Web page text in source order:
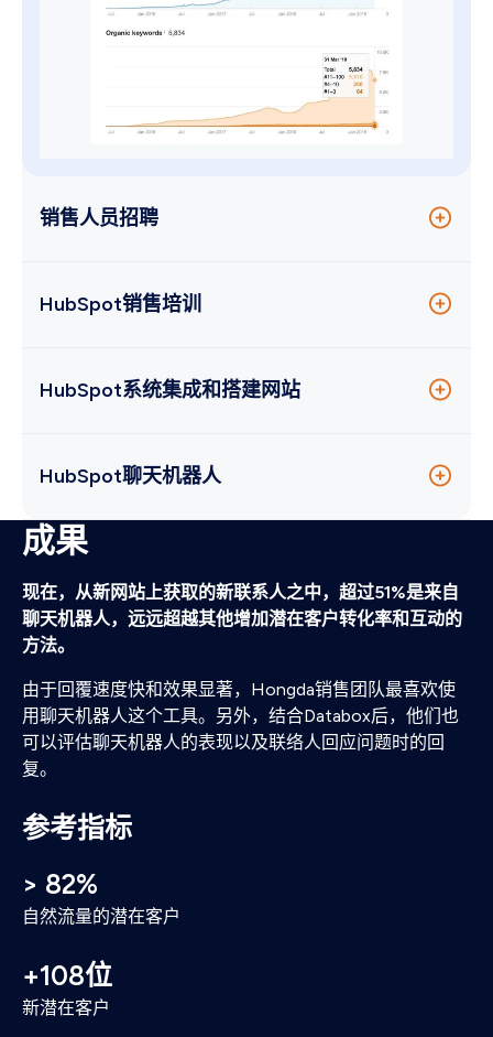
销售人员招聘
行面试，成功聘请了两名全职销售人员，处理
扩展业务。
HubSpot销售培训
队进行了严格的销售培训，并经常以微信
最终，Hongda的中国销售团队成功掌握
HubSpot系统集成和搭建网站
网站迁移至HubSpot、确保域名连接正确和建立了
的影响减至最低。
加载时间，以及不同装置中的图像缩放。有赖灵活和
易于使用的LottieFiles，我们成功在所有页面上实现
了“惰性载入（Lazy Loading）”，改善了图像尺寸以符
合各种屏幕。
HubSpot聊天机器人
成果
现在，从新网站上获取的新联系人之中，超过51%是来自
聊天机器人，远远超越其他增加潜在客户转化率和互动的
方法。
由于回覆速度快和效果显著，Hongda销售团队最喜欢使
用聊天机器人这个工具。另外，结合Databox后，他们也
可以评估聊天机器人的表现以及联络人回应问题时的回
复。
参考指标
> 82%
自然流量的潜在客户
+108位
新潜在客户